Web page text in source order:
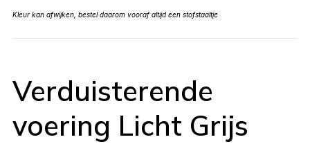
Kleur kan afwijken, bestel daarom vooraf altijd een stofstaaltje
Verduisterende
voering Licht Grijs